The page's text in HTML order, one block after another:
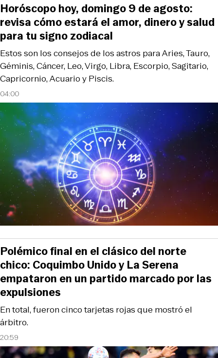
04:00
Estos son los consejos de los astros para Aries, Tauro,
Géminis, Cáncer, Leo, Virgo, Libra, Escorpio, Sagitario,
Capricornio, Acuario y Piscis.
Horóscopo hoy, domingo 9 de agosto:
revisa cómo estará el amor, dinero y salud
para tu signo zodiacal
20:59
En total, fueron cinco tarjetas rojas que mostró el
árbitro.
Polémico final en el clásico del norte
chico: Coquimbo Unido y La Serena
empataron en un partido marcado por las
expulsiones